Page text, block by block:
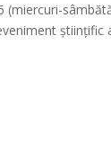
(miercuri-
științific